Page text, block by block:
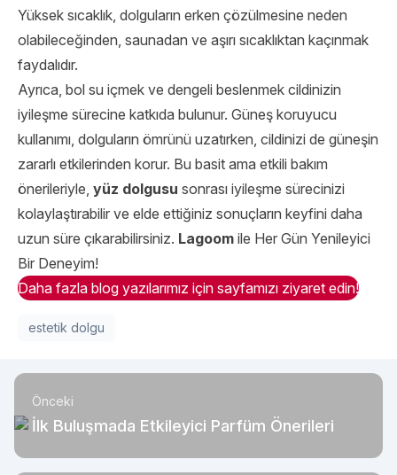
Yüksek sıcaklık, dolguların erken çözülmesine neden
olabileceğinden, saunadan ve aşırı sıcaklıktan kaçınmak
faydalıdır.
Ayrıca, bol su içmek ve dengeli beslenmek cildinizin
iyileşme sürecine katkıda bulunur. Güneş koruyucu
kullanımı, dolguların ömrünü uzatırken, cildinizi de güneşin
zararlı etkilerinden korur. Bu basit ama etkili bakım
önerileriyle, yüz dolgusu sonrası iyileşme sürecinizi
kolaylaştırabilir ve elde ettiğiniz sonuçların keyfini daha
uzun süre çıkarabilirsiniz. Lagoom ile Her Gün Yenileyici
Bir Deneyim!
Daha fazla blog yazılarımız için sayfamızı ziyaret edin!
estetik dolgu
Önceki
İlk Buluşmada Etkileyici Parfüm Önerileri